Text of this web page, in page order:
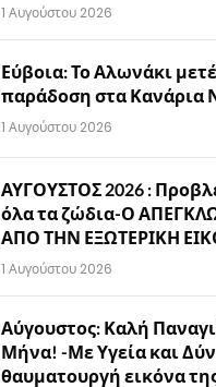
1 Αυγούστου 2026
Εύβοια: Το Αλωνάκι
παράδοση στα Κανάρια
1 Αυγούστου 2026
ΑΥΓΟΥΣΤΟΣ 2026 :
όλα τα ζώδια-Ο
ΑΠΟ ΤΗΝ ΕΞΩΤΕΡΙΚΗ
1 Αυγούστου 2026
Αύγουστος: Καλή
Μήνα! -Με Υγεία και
θαυματουργή εικόνα